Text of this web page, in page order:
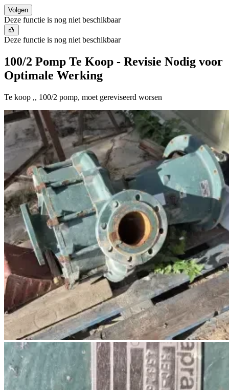
Volgen
Deze functie is nog niet beschikbaar
Deze functie is nog niet beschikbaar
100/2 Pomp Te Koop - Revisie Nodig voor
Optimale Werking
Te koop ,, 100/2 pomp, moet gereviseerd worsen